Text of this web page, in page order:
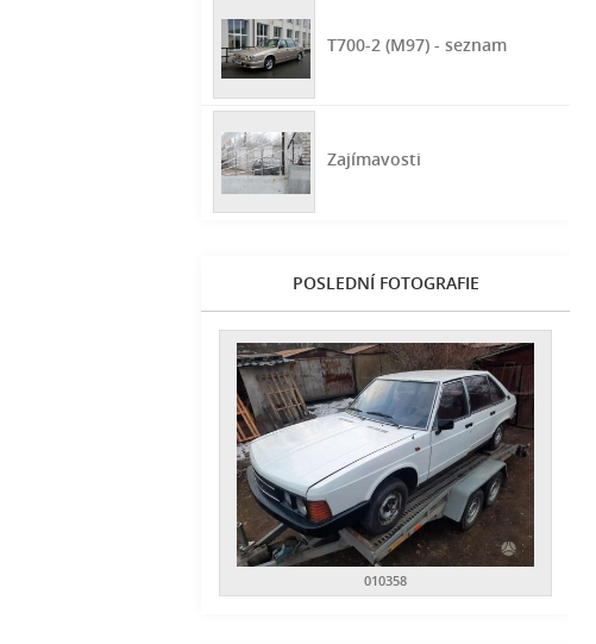
T700-2 (M97) - seznam
Zajímavosti
POSLEDNÍ FOTOGRAFIE
010358